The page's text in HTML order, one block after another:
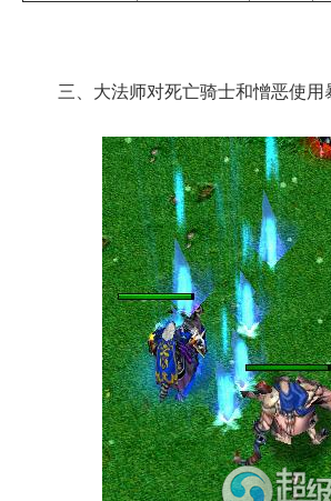
三、大法师对死亡骑士和憎恶使用